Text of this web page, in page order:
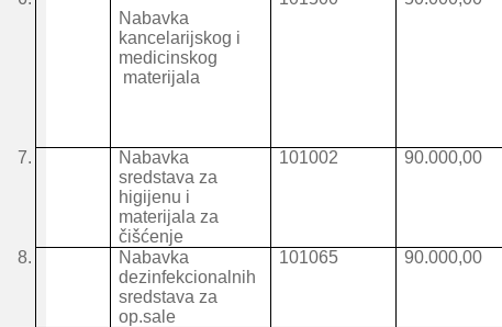
Nabavka
kancelarijskog i
medicinskog
materijala
7.
Nabavka
sredstava za
higijenu i
materijala za
čišćenje
101002 90.000,00
8.
Nabavka
dezinfekcionalnih
sredstava za
op.sale
101065 90.000,00